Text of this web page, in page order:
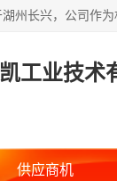
工业技术
供应商机